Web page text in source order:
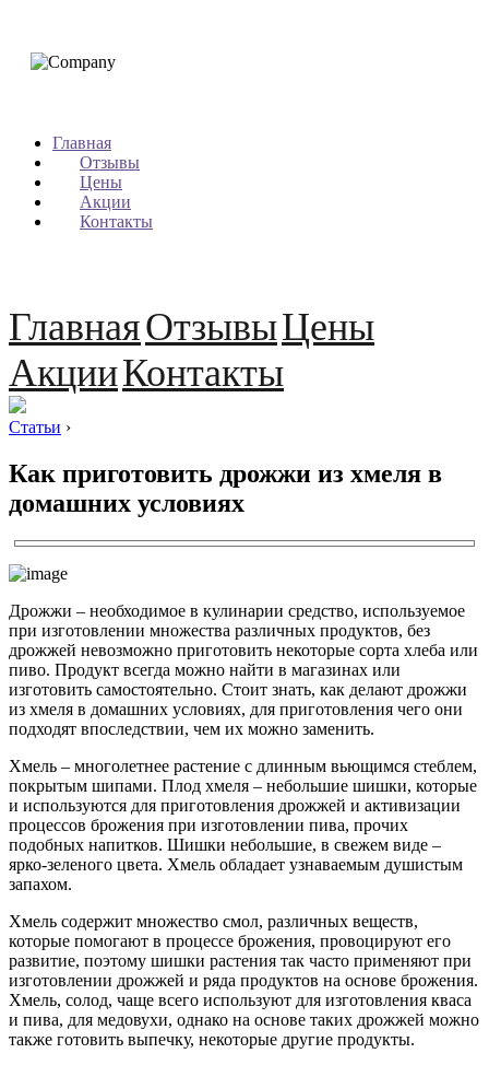
Главная
Отзывы
Цены
Акции
Контакты
ГлавнаяОтзывыЦены
АкцииКонтакты
Статьи ›
Как приготовить дрожжи из хмеля в
домашних условиях
Дрожжи – необходимое в кулинарии средство, используемое
при изготовлении множества различных продуктов, без
дрожжей невозможно приготовить некоторые сорта хлеба или
пиво. Продукт всегда можно найти в магазинах или
изготовить самостоятельно. Стоит знать, как делают дрожжи
из хмеля в домашних условиях, для приготовления чего они
подходят впоследствии, чем их можно заменить.
Хмель – многолетнее растение с длинным вьющимся стеблем,
покрытым шипами. Плод хмеля – небольшие шишки, которые
и используются для приготовления дрожжей и активизации
процессов брожения при изготовлении пива, прочих
подобных напитков. Шишки небольшие, в свежем виде –
ярко-зеленого цвета. Хмель обладает узнаваемым душистым
запахом.
Хмель содержит множество смол, различных веществ,
которые помогают в процессе брожения, провоцируют его
развитие, поэтому шишки растения так часто применяют при
изготовлении дрожжей и ряда продуктов на основе брожения.
Хмель, солод, чаще всего используют для изготовления кваса
и пива, для медовухи, однако на основе таких дрожжей можно
также готовить выпечку, некоторые другие продукты.